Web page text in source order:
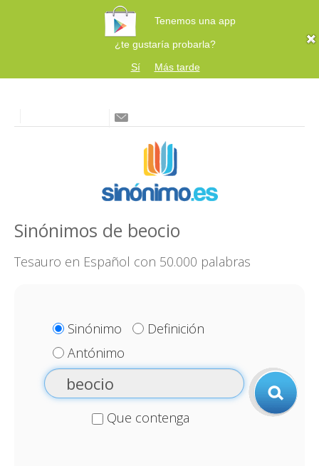
Tenemos una app
¿te gustaría probarla?
Sí
Más tarde
Sinónimos de beocio
Tesauro en Español con 50.000 palabras
Sinónimo
Definición
Antónimo
Que contenga